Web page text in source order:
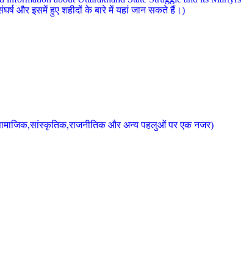
और इसमें हुए शहीदों के बारे में यहां जान सकते हैं।)
और अन्य पहलुओं पर एक नजर)